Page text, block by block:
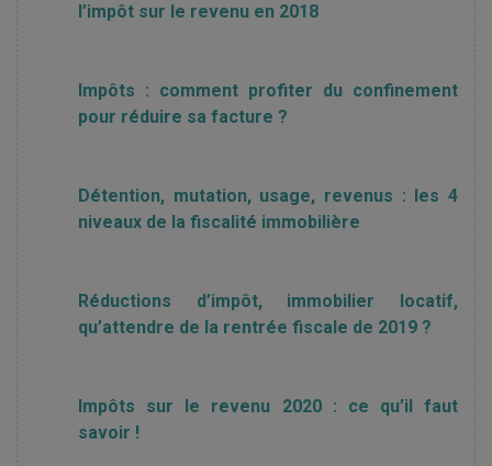
l’impôt sur le revenu en 2018
Impôts : comment profiter du confinement
pour réduire sa facture ?
Détention, mutation, usage, revenus : les 4
niveaux de la fiscalité immobilière
Réductions d’impôt, immobilier locatif,
qu’attendre de la rentrée fiscale de 2019 ?
Impôts sur le revenu 2020 : ce qu’il faut
savoir !